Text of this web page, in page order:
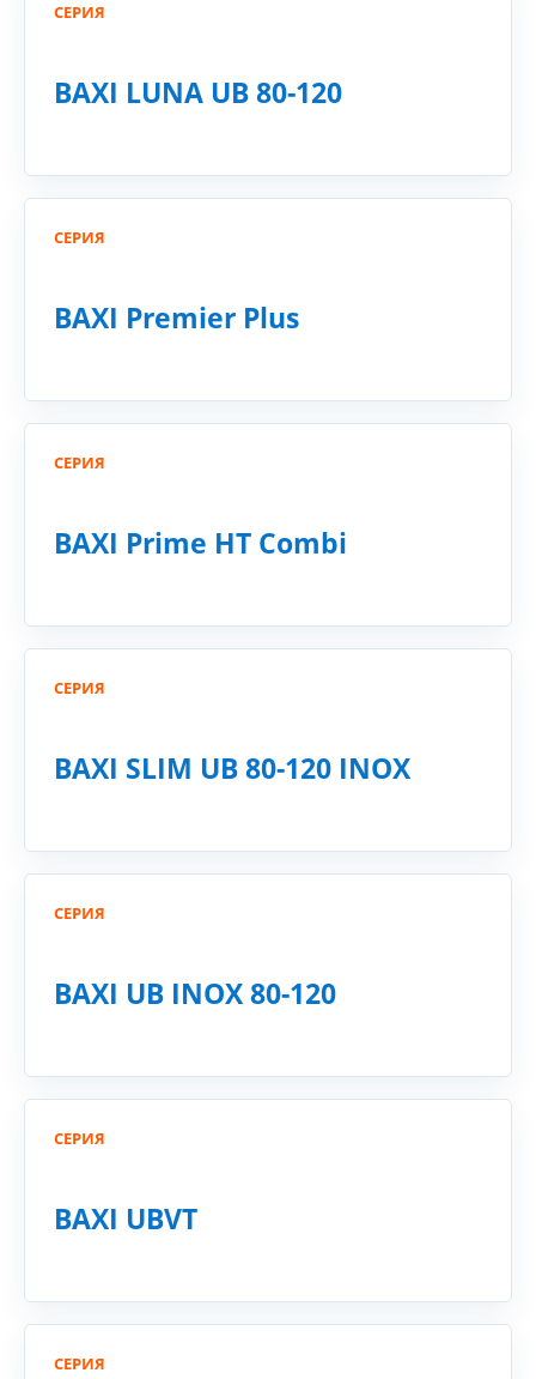
СЕРИЯ
BAXI LUNA UB 80-120
СЕРИЯ
BAXI Premier Plus
СЕРИЯ
BAXI Prime HT Combi
СЕРИЯ
BAXI SLIM UB 80-120 INOX
СЕРИЯ
BAXI UB INOX 80-120
СЕРИЯ
BAXI UBVT
СЕРИЯ